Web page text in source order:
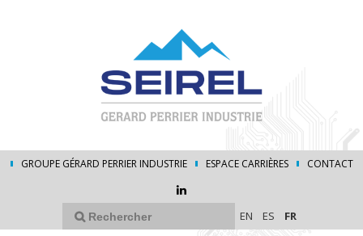
GROUPE GÉRARD PERRIER INDUSTRIE ESPACE CARRIÈRES CONTACT
EN ES FR